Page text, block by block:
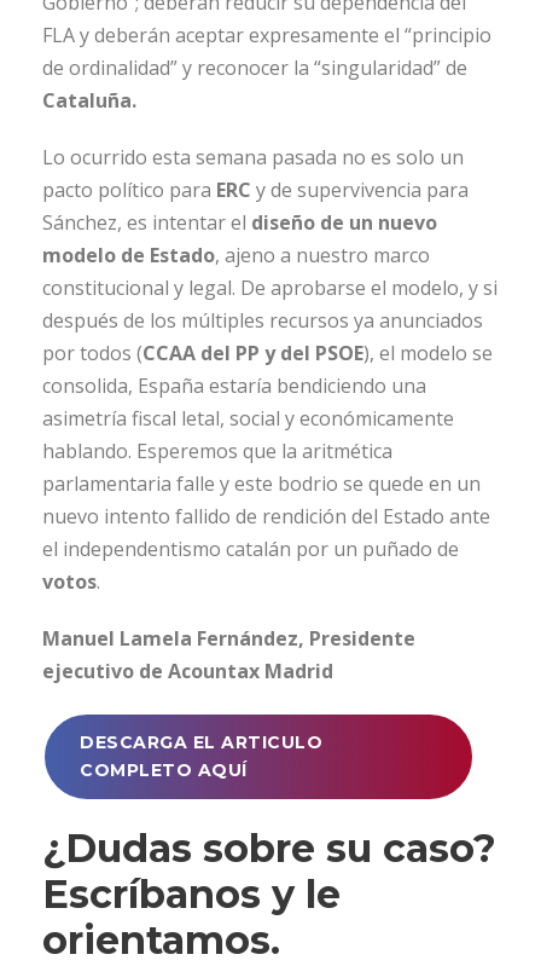
FLA y deberán aceptar expresamente el “principio
de ordinalidad” y reconocer la “singularidad” de
Cataluña.
Lo ocurrido esta semana pasada no es solo un
pacto político para ERC y de supervivencia para
Sánchez, es intentar el diseño de un nuevo
modelo de Estado, ajeno a nuestro marco
constitucional y legal. De aprobarse el modelo, y si
después de los múltiples recursos ya anunciados
por todos (CCAA del PP y del PSOE), el modelo se
consolida, España estaría bendiciendo una
asimetría fiscal letal, social y económicamente
hablando. Esperemos que la aritmética
parlamentaria falle y este bodrio se quede en un
nuevo intento fallido de rendición del Estado ante
el independentismo catalán por un puñado de
votos.
Manuel Lamela Fernández, Presidente
ejecutivo de Acountax Madrid
DESCARGA EL ARTICULO
COMPLETO AQUÍ
¿Dudas sobre su caso?
Escríbanos y le
orientamos.